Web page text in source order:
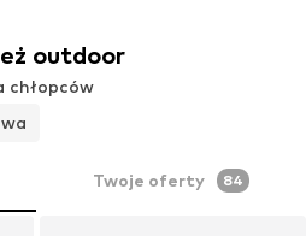
outdoor
chłopców
Twoje oferty 84